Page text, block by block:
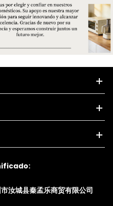
城县秦孟乐商贸有限公司